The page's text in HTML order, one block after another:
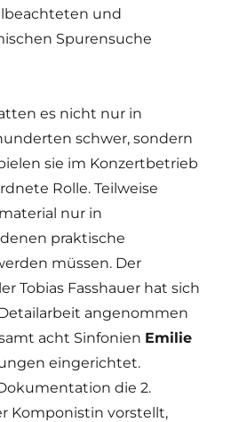
und
Spurensuche
es nicht nur in
schwer, sondern
sie im Konzertbetrieb
Rolle. Teilweise
nur in
praktische
müssen. Der
Tobias Fasshauer hat sich
angenommen
acht Sinfonien Emilie
eingerichtet.
die 2.
Komponistin vorstellt,